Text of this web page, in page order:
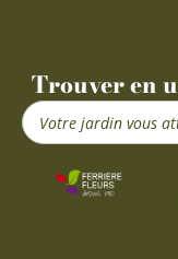
Trouver en
Search
...